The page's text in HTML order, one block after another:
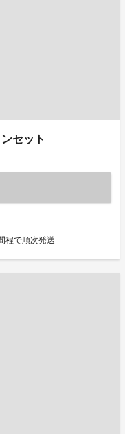
セット
程で順次発送